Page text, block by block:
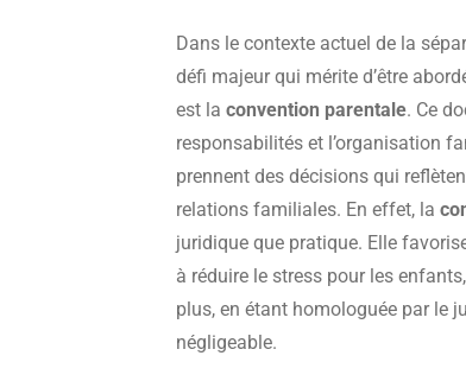
Dans le contexte actuel de la
défi majeur qui mérite d’être
est la convention parentale. Ce
responsabilités et l’organisation
prennent des décisions qui
relations familiales. En effet, la
juridique que pratique. Elle
à réduire le stress pour les
plus, en étant homologuée par le
négligeable.